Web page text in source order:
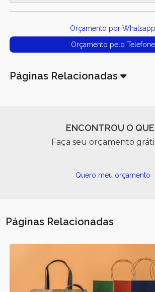
Orçamento por Whatsapp
Orçamento pelo Telefone
Páginas Relacionadas
ENCONTROU O
Faça seu orçamento
Quero meu orçamento
Páginas Relacionadas